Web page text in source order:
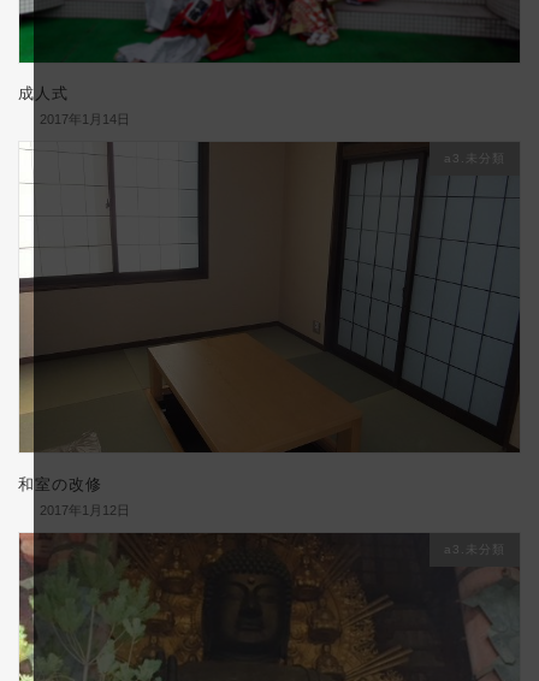
成人式
2017年1月14日
a3.未分類
和室の改修
2017年1月12日
a3.未分類